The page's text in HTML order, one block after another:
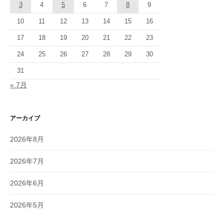
3 4 5 6 7 8 9
10 11 12 13 14 15 16
17 18 19 20 21 22 23
24 25 26 27 28 29 30
31
« 7月
アーカイブ
2026年8月
2026年7月
2026年6月
2026年5月